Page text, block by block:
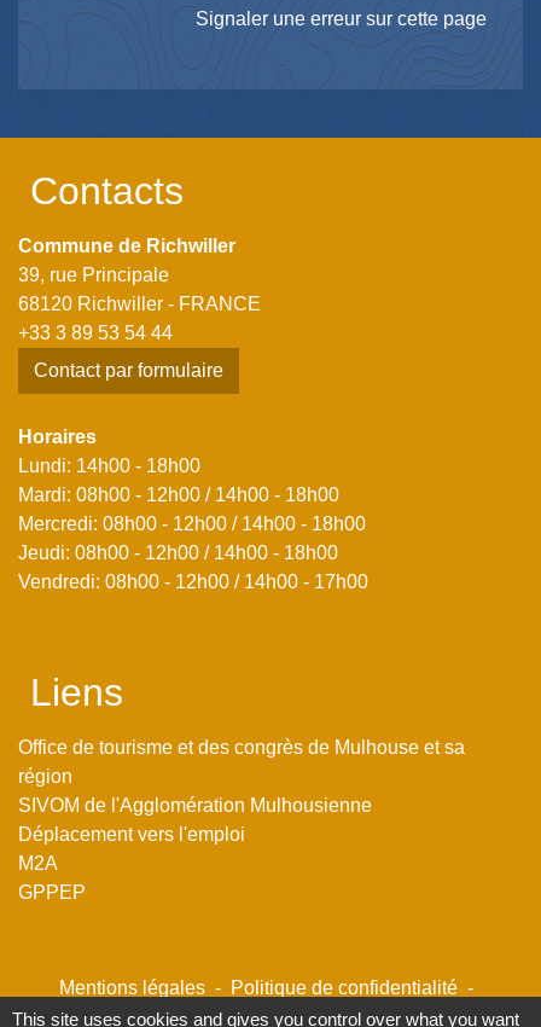
Signaler une erreur sur cette page
Contacts
Commune de Richwiller
39, rue Principale
68120 Richwiller - FRANCE
+33 3 89 53 54 44
Contact par formulaire
Horaires
Lundi: 14h00 - 18h00
Mardi: 08h00 - 12h00 / 14h00 - 18h00
Mercredi: 08h00 - 12h00 / 14h00 - 18h00
Jeudi: 08h00 - 12h00 / 14h00 - 18h00
Vendredi: 08h00 - 12h00 / 14h00 - 17h00
Liens
Office de tourisme et des congrès de Mulhouse et sa
région
SIVOM de l'Agglomération Mulhousienne
Déplacement vers l'emploi
M2A
GPPEP
Mentions légales - Politique de confidentialité -
Accessibilité - Plan du site - Gestion des cookies
This site uses cookies and gives you control over what you want